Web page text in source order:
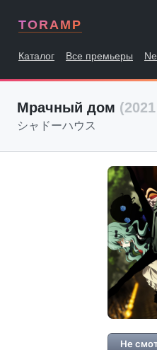
TORAMP
Каталог Все премьеры
Мрачный дом
シャドーハウス
Не